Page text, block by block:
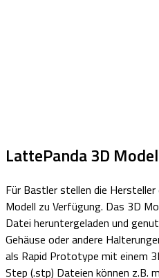
LattePanda 3D
Für Bastler stellen die
Modell zu Verfügung. Das 3D
Datei heruntergeladen und
Gehäuse oder andere
als Rapid Prototype mit einem
Step (.stp) Dateien können z.B.